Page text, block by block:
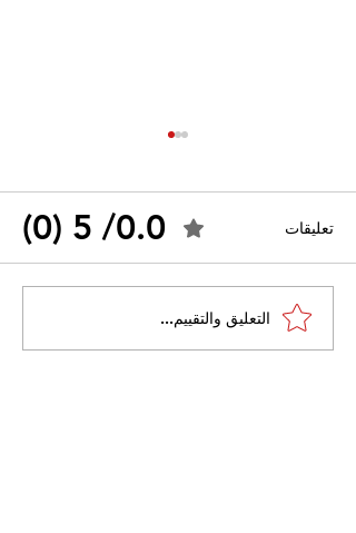
القضاء الإداري يقضي بحل
نقابة "كنابست"
تعليقات 0.0/ 5 (0)
التعليق والتقييم...